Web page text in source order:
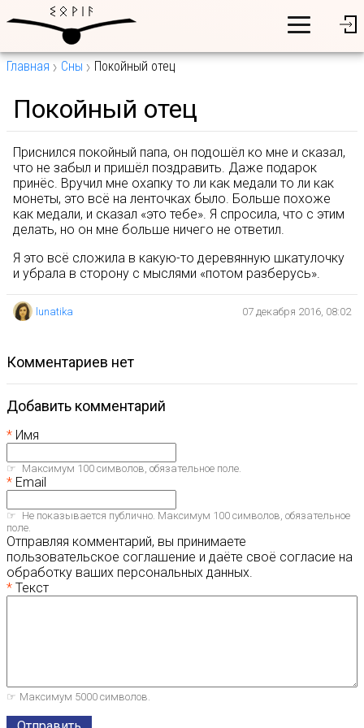
Главная Сны Покойный отец
Покойный отец
Приснился покойный папа, он подошёл ко мне и сказал,
что не забыл и пришёл поздравить. Даже подарок
принёс. Вручил мне охапку то ли как медали то ли как
монеты, это всё на ленточках было. Больше похоже
как медали, и сказал «это тебе». Я спросила, что с этим
делать, но он мне больше ничего не ответил.
Я это всё сложила в какую-то деревянную шкатулочку
и убрала в сторону с мыслями «потом разберусь».
lunatika 07 декабря 2016, 08:02
комментариев нет
Добавить комментарий
Имя
Максимум 100 символов, обязательное поле.
Email
Не показывается публично. Максимум 100 символов, обязательное
поле.
Отправляя комментарий, вы принимаете
пользовательское соглашение и даёте своё согласие на
обработку ваших персональных данных.
Текст
Максимум 5000 символов.